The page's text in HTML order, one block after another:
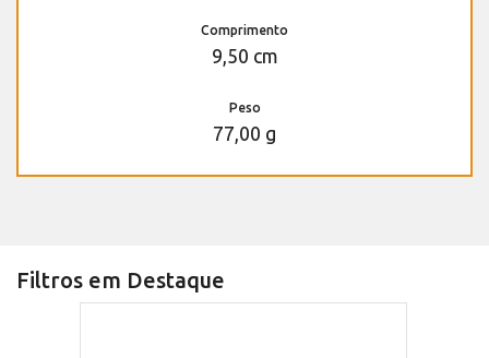
Comprimento
9,50 cm
Peso
77,00 g
Filtros em Destaque